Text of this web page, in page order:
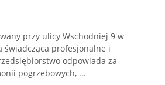
przy ulicy Wschodniej 9 w
świadcząca profesjonalne i
odpowiada za
pogrzebowych, ...